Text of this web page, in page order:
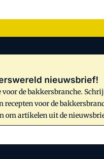
nieuwsbrief!
de bakkersbranche.
recepten voor de
om artikelen uit de